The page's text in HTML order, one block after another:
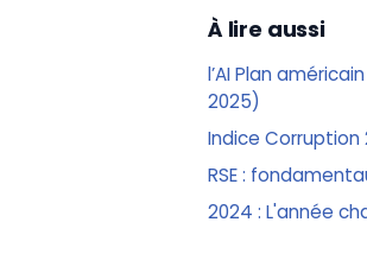
À lire aussi
l’AI Plan
2025)
Indice
RSE :
2024 : L'année